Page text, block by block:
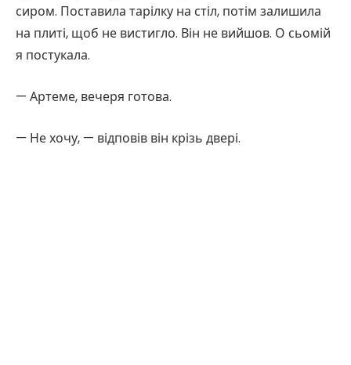
сиром. Поставила тарілку на стіл, потім залишила
на плиті, щоб не вистигло. Він не вийшов. О сьомій
я постукала.
— Артеме, вечеря готова.
— Не хочу, — відповів він крізь двері.